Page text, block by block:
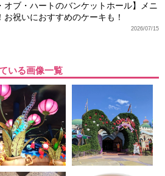
オブ・ハートのバンケットホール】メニ
お祝いにおすすめのケーキも！
2026/07/15
いる画像一覧